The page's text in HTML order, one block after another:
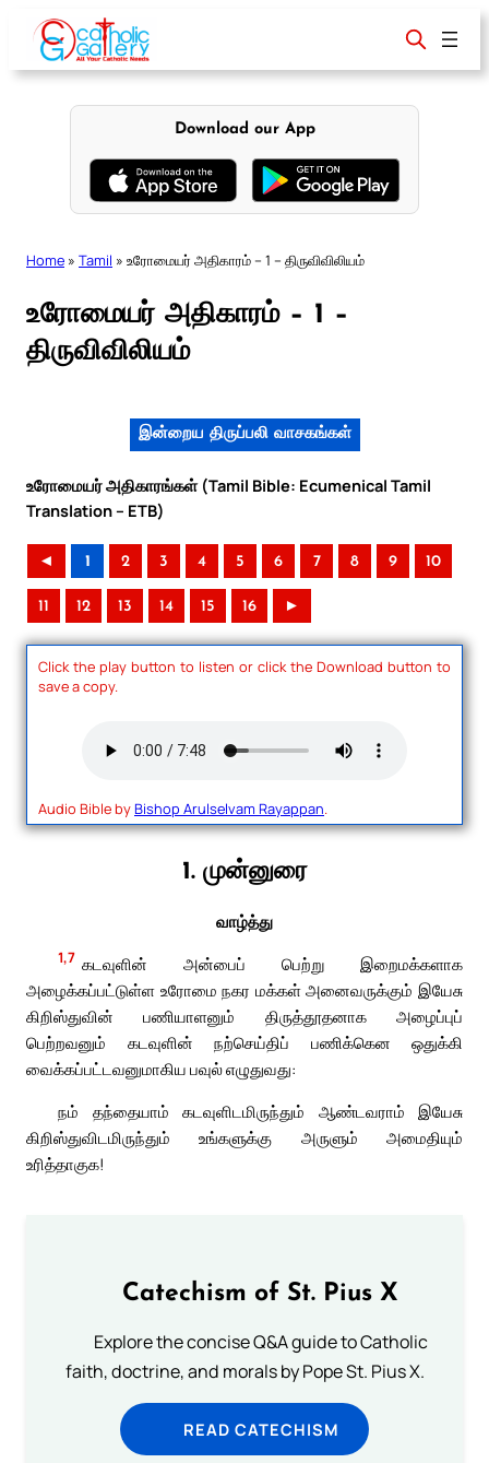
content
Download our App
Home » Tamil » உரோமையர் அதிகாரம் – 1 – திருவிவிலியம்
உரோமையர் அதிகாரம் – 1 –
திருவிவிலியம்
இன்றைய திருப்பலி வாசகங்கள்
உரோமையர் அதிகாரங்கள் (Tamil Bible: Ecumenical Tamil
Translation – ETB)
◄ 1 2 3 4 5 6 7 8 9 10
11 12 13 14 15 16 ►
Click the play button to listen or click the Download button to
save a copy.
Audio Bible byBishop Arulselvam Rayappan.
1. முன்னுரை
வாழ்த்து
1,7 கடவுளின் அன்பைப் பெற்று இறைமக்களாக
அழைக்கப்பட்டுள்ள உரோமை நகர மக்கள் அனைவருக்கும் இயேசு
கிறிஸ்துவின் பணியாளனும் திருத்தூதனாக அழைப்புப்
பெற்றவனும் கடவுளின் நற்செய்திப் பணிக்கென ஒதுக்கி
வைக்கப்பட்டவனுமாகிய பவுல் எழுதுவது:
நம் தந்தையாம் கடவுளிடமிருந்தும் ஆண்டவராம் இயேசு
கிறிஸ்துவிடமிருந்தும் உங்களுக்கு அருளும் அமைதியும்
உரித்தாகுக!
Catechism of St. Pius X
Explore the concise Q&A guide to Catholic
faith, doctrine, and morals by Pope St. Pius X.
READ CATECHISM